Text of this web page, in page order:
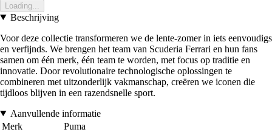
Loading...
Beschrijving
Voor deze collectie transformeren we de lente-zomer in iets eenvoudigs
en verfijnds. We brengen het team van Scuderia Ferrari en hun fans
samen om één merk, één team te worden, met focus op traditie en
innovatie. Door revolutionaire technologische oplossingen te
combineren met uitzonderlijk vakmanschap, creëren we iconen die
tijdloos blijven in een razendsnelle sport.
Aanvullende informatie
Merk
Puma